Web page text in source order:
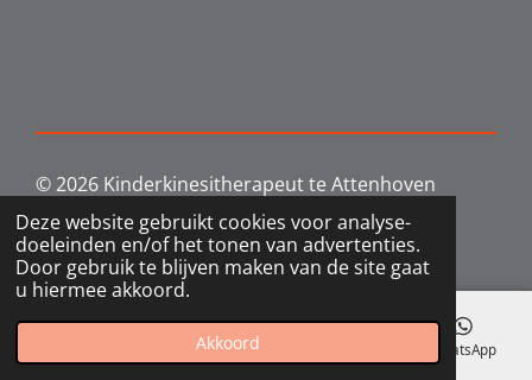
Deze website gebruikt cookies voor analyse-
doeleinden en/of het tonen van advertenties.
Door gebruik te blijven maken van de site gaat
u hiermee akkoord.
Akkoord
© 2026 Kinderkinesitherapeut te Attenhoven
Landen
Powered byJouwWeb
Telefoonnummer WhatsApp